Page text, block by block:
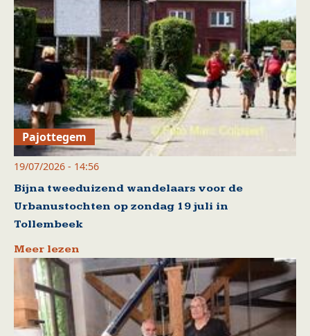
Pajottegem
19/07/2026 - 14:56
Bijna tweeduizend wandelaars voor de
Urbanustochten op zondag 19 juli in
Tollembeek
Meer lezen